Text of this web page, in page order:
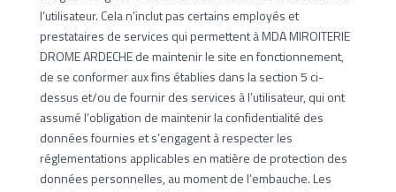
l’utilisateur. Cela n’inclut pas certains employés et
prestataires de services qui permettent à MDA MIROITERIE
DROME ARDECHE de maintenir le site en fonctionnement,
de se conformer aux fins établies dans la section 5 ci-
dessus et/ou de fournir des services à l’utilisateur, qui ont
assumé l’obligation de maintenir la confidentialité des
données fournies et s’engagent à respecter les
réglementations applicables en matière de protection des
données personnelles, au moment de l’embauche. Les